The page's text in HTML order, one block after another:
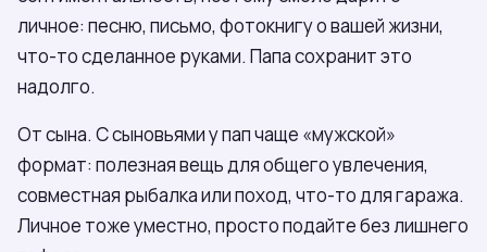
личное: песню, письмо, фотокнигу о вашей жизни,
что-то сделанное руками. Папа сохранит это
надолго.
От сына. С сыновьями у пап чаще «мужской»
формат: полезная вещь для общего увлечения,
совместная рыбалка или поход, что-то для гаража.
Личное тоже уместно, просто подайте без лишнего